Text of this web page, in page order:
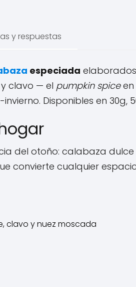
y respuestas
especiada elaborados
clavo — el pumpkin spiceen
Disponibles en 30g,
del otoño: calabaza
convierte cualquier
clavo y nuez moscada